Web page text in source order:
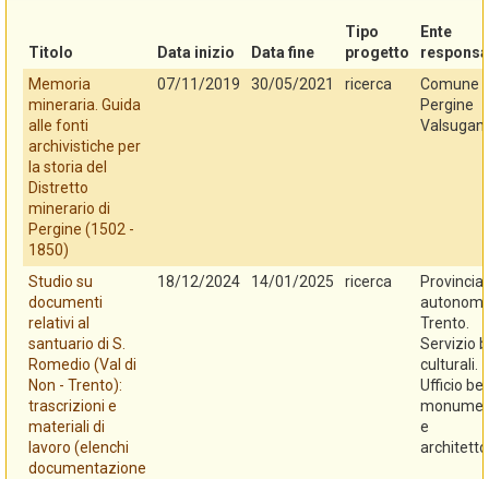
Titolo Data inizio Data fine
Tipo
progetto
Ente
Memoria
mineraria. Guida
alle fonti
archivistiche per
la storia del
Distretto
minerario di
Pergine (1502 -
1850)
07/11/2019 30/05/2021 ricerca
Comune
Pergine
Studio su
documenti
relativi al
santuario di S.
Romedio (Val di
Non - Trento):
trascrizioni e
materiali di
lavoro (elenchi
documentazione
18/12/2024 14/01/2025 ricerca
Provincia
Trento.
Servizio
culturali.
Ufficio
e